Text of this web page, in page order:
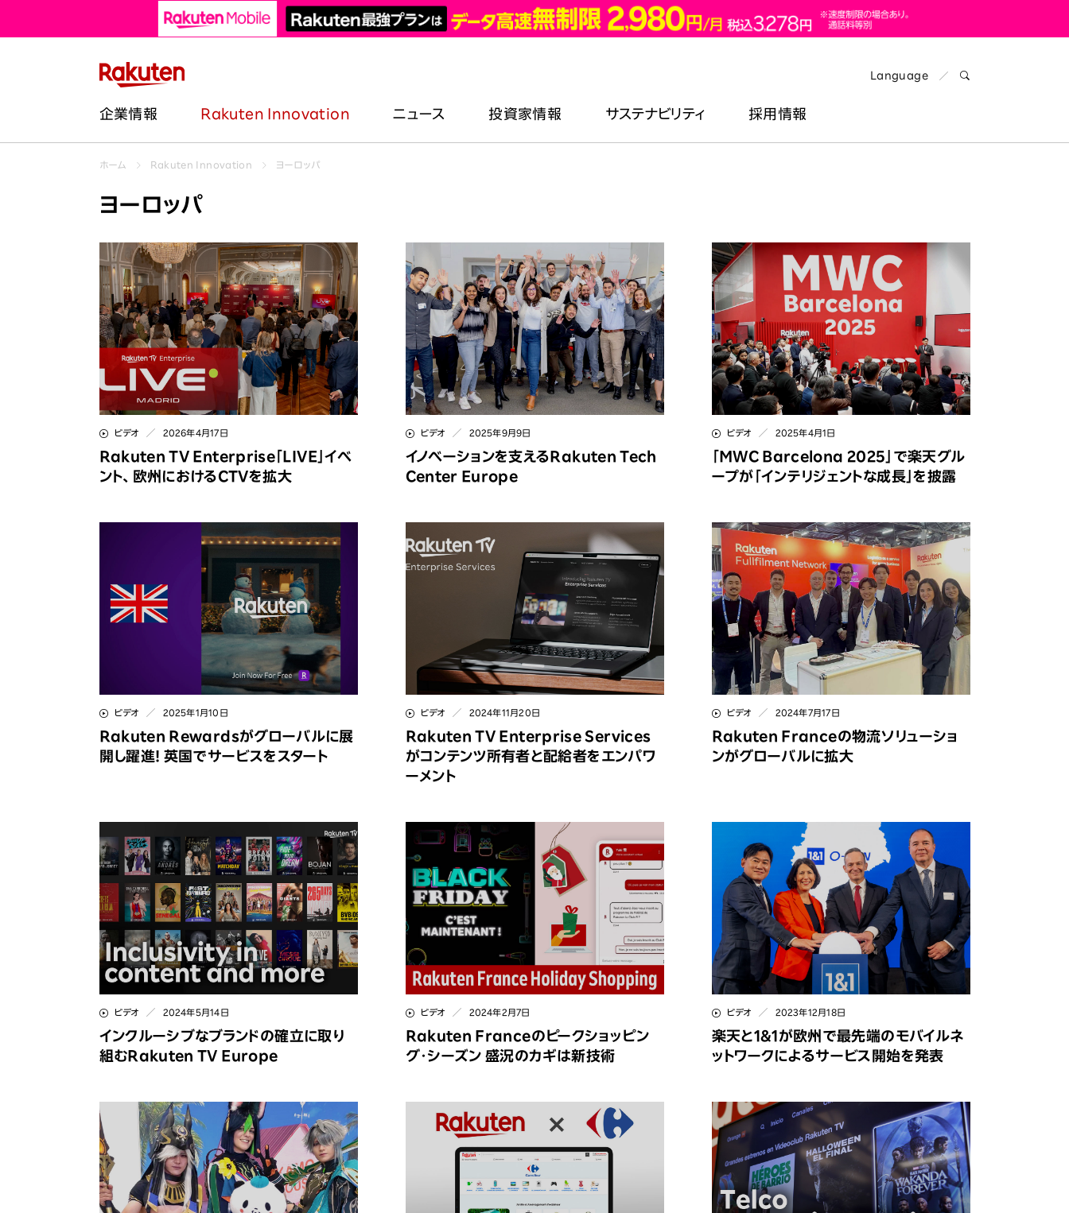
Language
企業情報
トップメッセージ
役員紹介
カンパニーと主なサービス
組織図
会社地図
楽天の歴史
Rakuten Innovation
テクノロジー
サービス
企業としての取り組み
イベント
スポーツ・文化
南北アメリカ
アジア太平洋
ヨーロッパ
日本
ダイバーシティ
エンパワーメント
スポーツ
キーワード一覧
2026年8月4日
月商3倍超! 楽天市場で当たり前を覆
す 和歌山の漬物屋「樽の味」
2026年7月28日
Pride Month 2026:楽天グループ
全体でダイバーシティを推進
ニュース 投資家情報
財務・業績情報
IR資料・イベント
株式・社債情報
サステナビリティ
楽天とサステナビリティ
国際的なイニシアチブ
ESGライブラリ
外部評価・表彰
人材マネジメント
ダイバーシティ・エクイティ・インクルージョン
健康・安全・ウェルネス
人権
責任ある広告・マーケティング・機能表示
コミュニティとの関わり
Dialogue for Change with Rakuten
コンプライアンス
リスクマネジメント
情報セキュリティ
プライバシー
責任あるAI
製品とサービスの品質
持続可能なサプライチェーン
持続可能なFinTechサービス
採用情報
中途採用トップ
職種紹介 | ビジネス
職種紹介 | エンジニア
職種紹介 | クリエイティブ
職種紹介 | コーポレート
募集要項
社員インタビュー
FAQ
再雇用
リファラル採用 (社員紹介)
募集要項：ビジネス職
募集要項：エンジニア職
楽天のビジネス
イベント情報
新卒社員インタビュー
プロジェクト紹介
楽天の事業
楽天の組織
海外拠点の採用情報
カルチャー
楽天での日々
福利厚生
キャリア開発
楽天の女性活躍
ホーム Rakuten Innovation ヨーロッパ
ヨーロッパ
ビデオ 2026年4月17日
Rakuten TV Enterprise「LIVE」イベ
ント、欧州におけるCTVを拡大
ビデオ 2025年9月9日
イノベーションを支えるRakuten Tech
Center Europe
ビデオ 2025年4月1日
「MWC Barcelona 2025」で楽天グル
ープが「インテリジェントな成長」を披露
ビデオ 2025年1月10日
Rakuten Rewardsがグローバルに展
開し躍進! 英国でサービスをスタート
ビデオ 2024年11月20日
Rakuten TV Enterprise Services
がコンテンツ所有者と配給者をエンパワ
ーメント
ビデオ 2024年7月17日
Rakuten Franceの物流ソリューショ
ンがグローバルに拡大
ビデオ 2024年5月14日
インクルーシブなブランドの確立に取り
組むRakuten TV Europe
ビデオ 2024年2月7日
Rakuten Franceのピークショッピン
グ･シーズン 盛況のカギは新技術
ビデオ 2023年12月18日
楽天と1&1が欧州で最先端のモバイルネ
ットワークによるサービス開始を発表